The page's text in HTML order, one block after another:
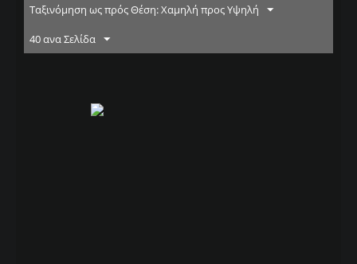
Ταξινόμηση ως πρός Θέση: Χαμηλή προς Υψηλή
40 ανα Σελίδα